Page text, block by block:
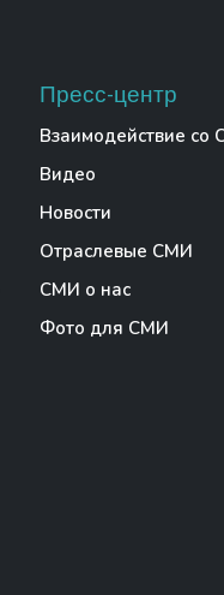
Пресс-центр
Взаимодействие со
Видео
Новости
Отраслевые СМИ
СМИ о нас
Фото для СМИ